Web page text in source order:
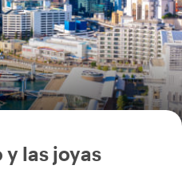
y las joyas